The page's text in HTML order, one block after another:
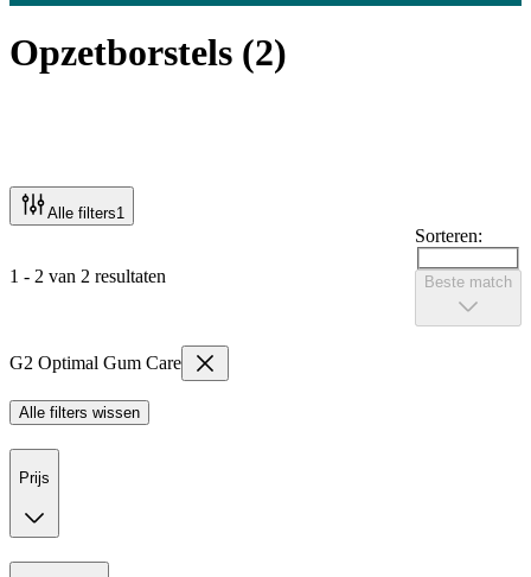
Opzetborstels (2)
Alle filters1
1 - 2 van 2 resultaten
Sorteren:
Beste match
G2 Optimal Gum Care
Alle filters wissen
Prijs